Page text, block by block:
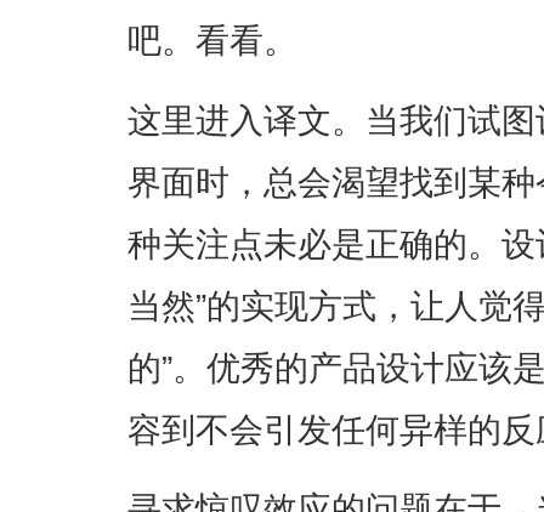
吧。看看。
这里进入译文。当我们试
界面时，总会渴望找到某
种关注点未必是正确的。
当然”的实现方式，让人觉
的”。优秀的产品设计应该
容到不会引发任何异样的